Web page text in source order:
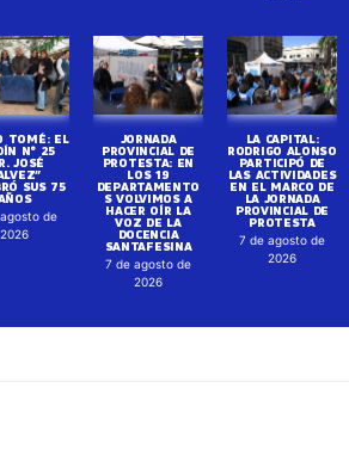
TOMÉ: EL
N° 25
JOSÉ
SUS 75
de
2026
JORNADA
PROVINCIAL DE
PROTESTA: EN
LOS 19
DEPARTAMENTO
S VOLVIMOS A
HACER OÍR LA
VOZ DE LA
DOCENCIA
SANTAFESINA
7 de agosto de
2026
LA CAPITAL:
RODRIGO ALONSO
PARTICIPÓ DE
LAS ACTIVIDADES
EN EL MARCO DE
LA JORNADA
PROVINCIAL DE
PROTESTA
7 de agosto de
2026